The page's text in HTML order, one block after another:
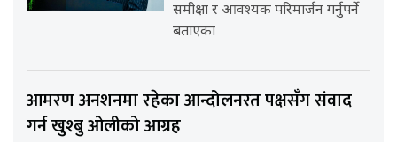
समीक्षा र आवश्यक परिमार्जन गर्नुपर्ने
बताएका
आमरण अनशनमा रहेका आन्दोलनरत पक्षसँग संवाद
गर्न खुश्बु ओलीको आग्रह